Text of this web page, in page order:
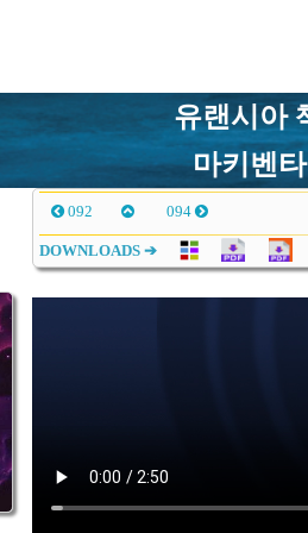
유랜시아
마키벤
092 094
DOWNLOADS ➔